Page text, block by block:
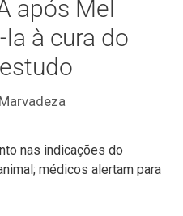
após Mel
à cura do
nas indicações do
médicos alertam para